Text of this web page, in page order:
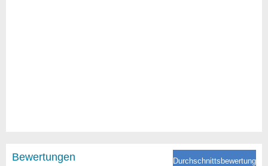
Durchschnittsbewertung
Bewertungen